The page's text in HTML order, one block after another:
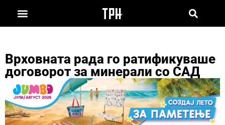
Врховната рада го ратификуваше
договорот за минерали со САД